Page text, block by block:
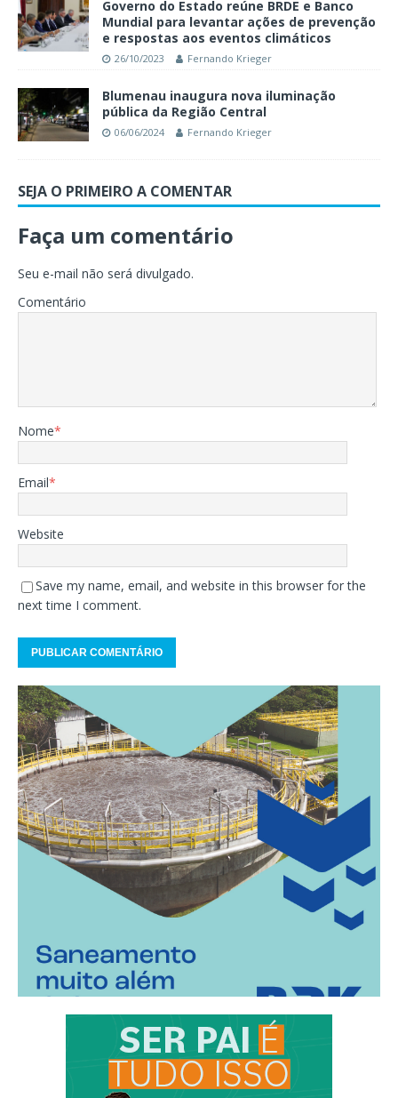
Governo do Estado reúne BRDE e Banco
Mundial para levantar ações de prevenção
e respostas aos eventos climáticos
26/10/2023 Fernando Krieger
Blumenau inaugura nova iluminação
pública da Região Central
06/06/2024 Fernando Krieger
SEJA O PRIMEIRO A COMENTAR
Faça um comentário
Seu e-mail não será divulgado.
Comentário
Nome*
Email*
Website
Save my name, email, and website in this browser for the
next time I comment.